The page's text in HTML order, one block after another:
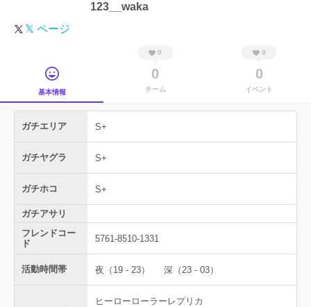
123__waka
𝕏 ページ
基本情報
0
0
チーム
0
0
イベント
ガチエリア S+
ガチヤグラ S+
ガチホコ S+
ガチアサリ
フレンドコー
ド
5761-8510-1331
活動時間帯 夜（19 - 23） 深（23 - 03）
ヒーローローラーレプリカ